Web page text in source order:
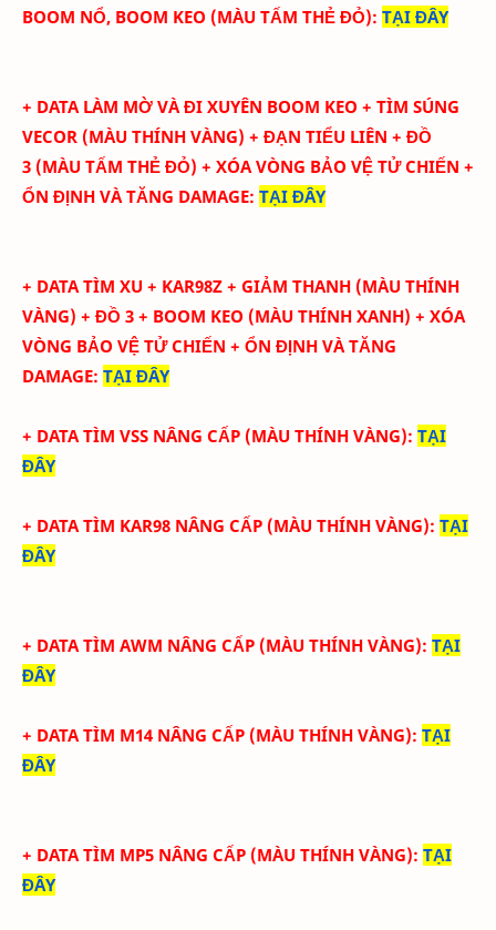
BOOM NỔ, BOOM KEO (MÀU TẤM THẺ ĐỎ): TẠI ĐÂY
+ DATA LÀM MỜ VÀ ĐI XUYÊN BOOM KEO + TÌM SÚNG
VECOR (MÀU THÍNH VÀNG) + ĐẠN TIỂU LIÊN + ĐỒ
3 (MÀU TẤM THẺ ĐỎ) + XÓAVÒNG BẢO VỆ TỬ CHIẾN +
ỔN ĐỊNH VÀ TĂNG DAMAGE: TẠI ĐÂY
+ DATA TÌM XU + KAR98Z + GIẢM THANH (MÀU THÍNH
VÀNG) + ĐỒ 3 + BOOM KEO (MÀU THÍNH XANH) + XÓA
VÒNG BẢO VỆ TỬ CHIẾN + ỔN ĐỊNH VÀ TĂNG
DAMAGE: TẠI ĐÂY
+ DATA TÌM VSS NÂNG CẤP (MÀU THÍNH VÀNG): TẠI
ĐÂY
+ DATA TÌM KAR98 NÂNG CẤP (MÀU THÍNH VÀNG): TẠI
ĐÂY
+ DATA TÌM AWM NÂNG CẤP (MÀU THÍNH VÀNG): TẠI
ĐÂY
+ DATA TÌM M14 NÂNG CẤP (MÀU THÍNH VÀNG): TẠI
ĐÂY
+ DATA TÌM MP5 NÂNG CẤP (MÀU THÍNH VÀNG): TẠI
ĐÂY